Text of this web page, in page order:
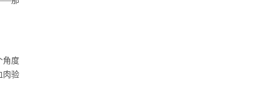
角度
肉验